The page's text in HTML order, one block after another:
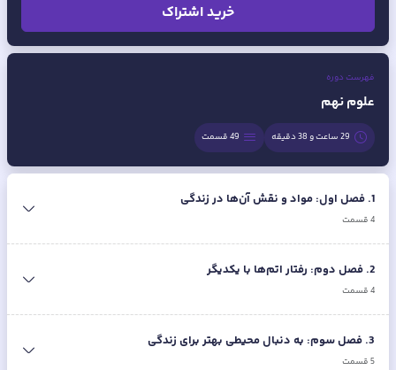
خرید اشتراک
فهرست دوره
علوم نهم
29 ساعت و 38 دقیقه 49قسمت
1
. فصل اول: مواد و نقش‌ آن‌ها در زندگی
4قسمت
2
. فصل دوم: رفتار اتم‌ها با یکدیگر
4قسمت
3
. فصل سوم: به دنبال محیطی بهتر برای زندگی
5قسمت